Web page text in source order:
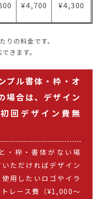
¥4,700 ¥4,300
の料金です。
きます。
プル書体・枠・オ
場合は、デザイン
回デザイン費無
・枠・書体がない場
ただければデザイン
用したいロゴやイラ
レース費（¥1,000〜